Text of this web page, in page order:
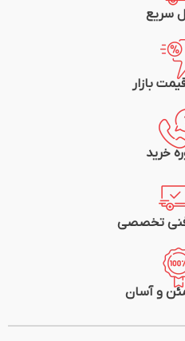
سریع
بازار
خرید
فنی تخصصی
و آسان